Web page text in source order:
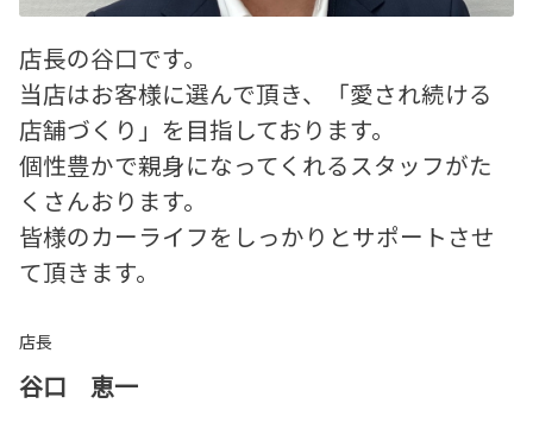
店長の谷口です。
当店はお客様に選んで頂き、「愛され続ける
店舗づくり」を目指しております。
個性豊かで親身になってくれるスタッフがた
くさんおります。
皆様のカーライフをしっかりとサポートさせ
て頂きます。
店長
谷口 恵一